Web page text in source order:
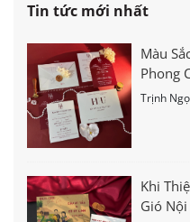
Tin tức mới nhất
Màu
Phong
Trịnh
Khi
Gió Nội